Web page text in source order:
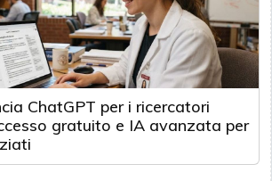
ChatGPT per i ricercatori
gratuito e IA avanzata per